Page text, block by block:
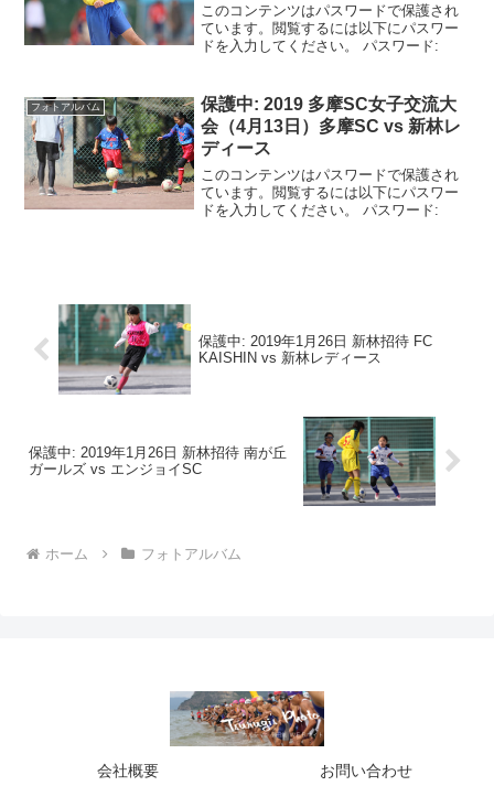
このコンテンツはパスワードで保護され
ています。閲覧するには以下にパスワー
ドを入力してください。 パスワード:
フォトアルバム
保護中: 2019 多摩SC女子交流大
会（4月13日）多摩SC vs 新林レ
ディース
このコンテンツはパスワードで保護され
ています。閲覧するには以下にパスワー
ドを入力してください。 パスワード:
保護中: 2019年1月26日 新林招待 FC
KAISHIN vs 新林レディース
保護中: 2019年1月26日 新林招待 南が丘
ガールズ vs エンジョイSC
ホーム フォトアルバム
会社概要 お問い合わせ